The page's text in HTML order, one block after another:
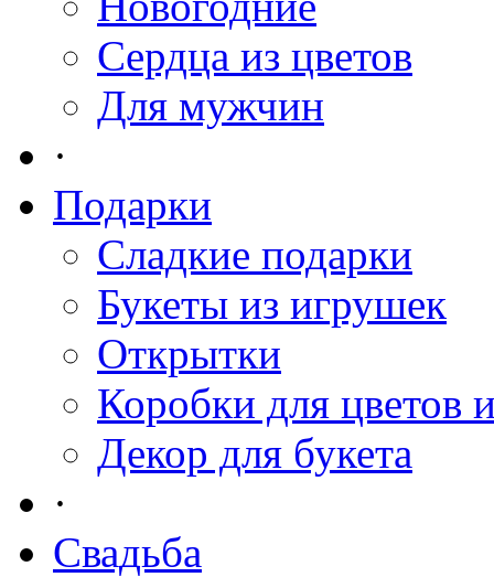
Сердца из цветов
Для мужчин
·
Подарки
Сладкие подарки
Букеты из игрушек
Открытки
Коробки для цветов
Декор для букета
·
Свадьба